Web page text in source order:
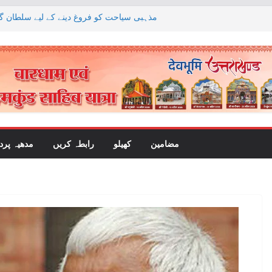
مذہبی سیاحت کو فروغ دینے کے لیے سلطان
کا الزام لگاتے ہوئے اس پر
جگن موہن ریڈی کے دوروں پر سخت
وزیر اعلیٰ سی جوزف وجے نے وزیر اعظم
کر نچلے دریا کی ریاستوں کے حقوق پر
مدھیہ رابطہ کریں کھیلو مضامین